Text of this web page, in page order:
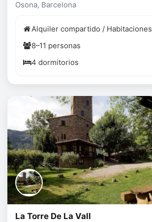
Osona, Barcelona
Alquiler compartido / Habitaciones
8–11 personas
4 dormitorios
La Torre De La Vall